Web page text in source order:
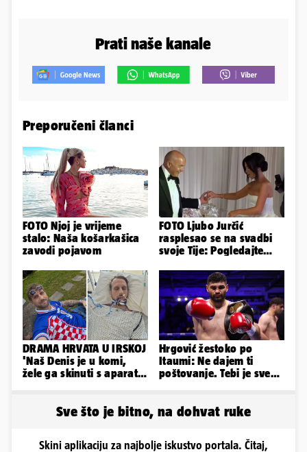
Prati naše kanale
Preporučeni članci
FOTO Njoj je vrijeme
stalo: Naša košarkašica
zavodi pojavom
FOTO Ljubo Jurčić
rasplesao se na svadbi
svoje Tije: Pogledajte
vjenčanje...
DRAMA HRVATA U IRSKOJ
'Naš Denis je u komi,
žele ga skinuti s aparata!
Hrgović žestoko po
Itaumi: Ne dajem ti
poštovanje. Tebi je sve
Sve što je bitno, na dohvat ruke
Skini aplikaciju za najbolje iskustvo portala. Čitaj,